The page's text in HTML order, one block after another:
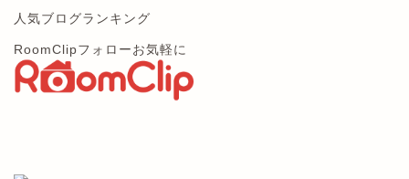
人気ブログランキング
RoomClipフォローお気軽に